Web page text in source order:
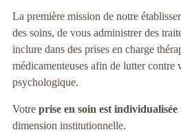
La première mission de notre
des soins, de vous administrer des
inclure dans des prises en charge
médicamenteuses afin de lutter contre
psychologique.
Votreprise en soin est individualisée
dimension institutionnelle.